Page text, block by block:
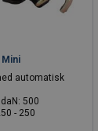
automatisk
500
- 250